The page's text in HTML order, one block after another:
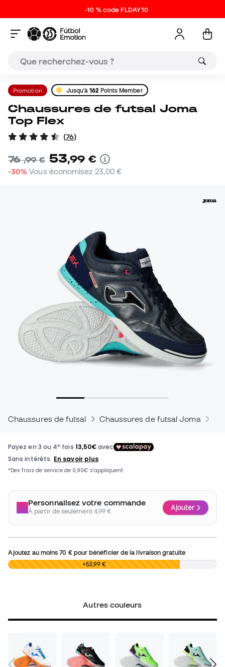
-10 % code FLDAY10
Promotion Jusqu'à162 Points Member
Chaussures de futsal Joma
Top Flex
(76)
76,99 € 53,99 €
-30% Vous économisez 23,00 €
Chaussures de futsal Chaussures de futsal Joma
Personnalisez votre commande
À partir de seulement 4,99 € Ajouter
Ajoutez au moins70 €pour bénéficier de la livraison gratuite
0,00 € +53,99 €
Autres couleurs